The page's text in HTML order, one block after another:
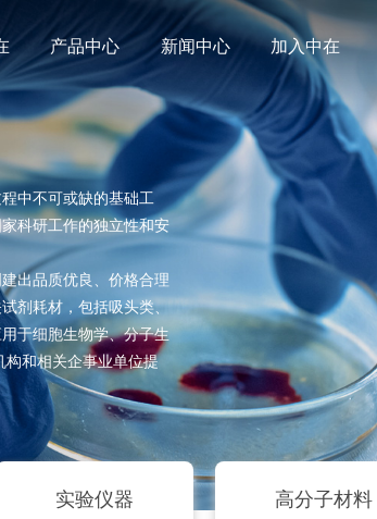
产品中心 新闻中心 加入中在
中不可或缺的基础工
科研工作的独立性和安
出品质优良、价格合理
剂耗材，包括吸头类、
于细胞生物学、分子生
构和相关企事业单位提
实验仪器 高分子材料